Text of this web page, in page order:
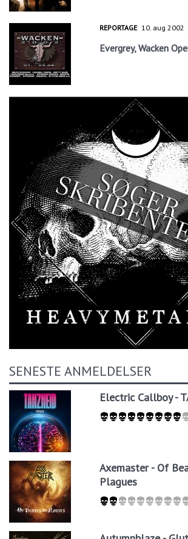
REPORTAGE 10. aug 2002
Evergrey, Wacken
SENESTE ANMELDELSER
Electric Callboy -
Axemaster - Of
Plagues